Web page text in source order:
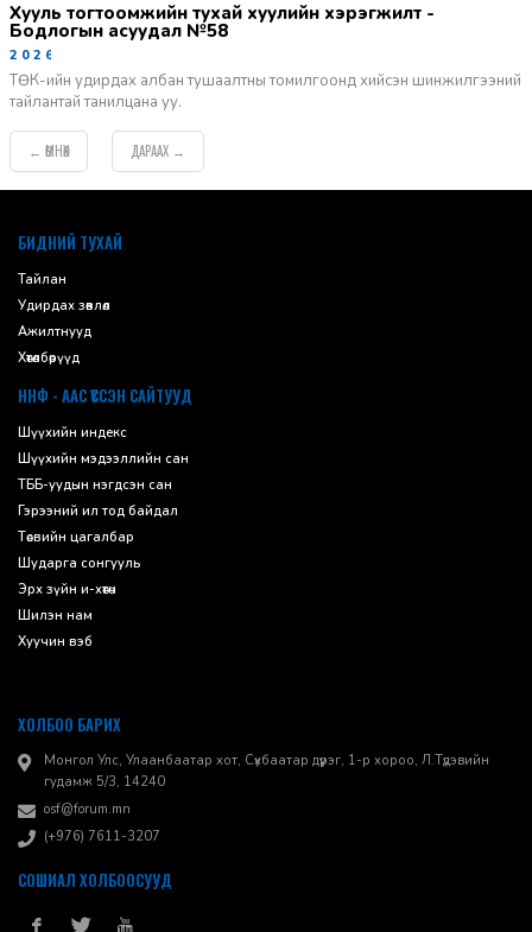
Хууль тогтоомжийн тухай хуулийн хэрэгжилт -
Бодлогын асуудал №58
2026-06-02
ТӨК-ийн удирдах албан тушаалтны томилгоонд хийсэн шинжилгээний
тайлантай танилцана уу.
← ӨМНӨХ ДАРААХ →
БИДНИЙ ТУХАЙ
Тайлан
Удирдах зөвлөл
Ажилтнууд
Хөтөлбөрүүд
ННФ - ААС ҮҮССЭН САЙТУУД
Шүүхийн индекс
Шүүхийн мэдээллийн сан
ТББ-уудын нэгдсэн сан
Гэрээний ил тод байдал
Төсвийн цагалбар
Шударга сонгууль
Эрх зүйн и-хөтөч
Шилэн нам
Хуучин вэб
ХОЛБОО БАРИХ
Монгол Улс, Улаанбаатар хот, Сүхбаатар дүүрэг, 1-р хороо, ​Л.Түдэвийн
гудамж 5/3, 14240
osf@forum.mn
(+976) 7611-3207
СОШИАЛ ХОЛБООСУУД